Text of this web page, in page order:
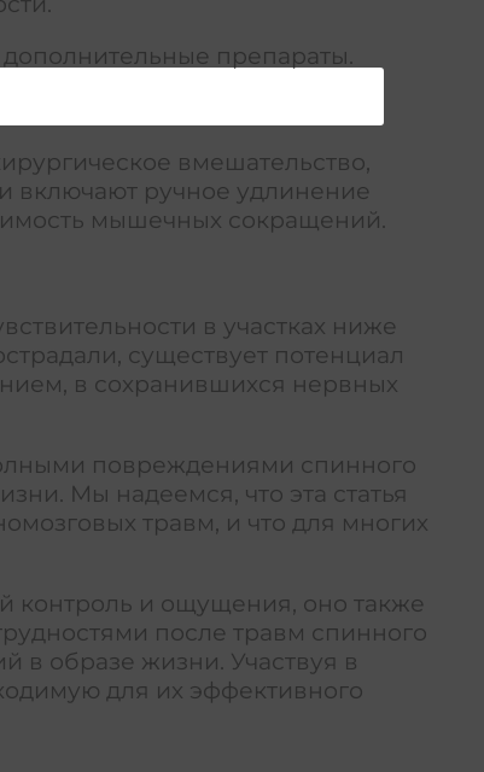
препараты.
вмешательство,
включают ручное удлинение
мышечных сокращений.
в участках ниже
существует потенциал
в сохранившихся нервных
повреждениями спинного
Мы надеемся, что эта статья
травм, и что для многих
контроль и ощущения, оно также
после травм спинного
в образе жизни. Участвуя в
для их эффективного